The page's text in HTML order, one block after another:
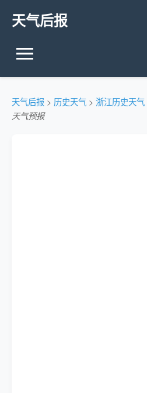
天气后报
天气后报 > 历史天气 > 浙江历史天气
天气预报